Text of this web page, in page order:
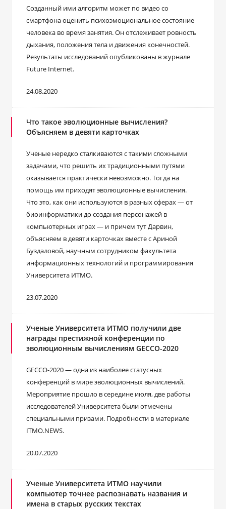
Созданный ими алгоритм может по видео со
смартфона оценить психоэмоциональное состояние
человека во время занятия. Он отслеживает ровность
дыхания, положения тела и движения конечностей.
Результаты исследований опубликованы в журнале
Future Internet.
24.08.2020
Что такое эволюционные вычисления?
Объясняем в девяти карточках
Ученые нередко сталкиваются с такими сложными
задачами, что решить их традиционными путями
оказывается практически невозможно. Тогда на
помощь им приходят эволюционные вычисления.
Что это, как они используются в разных сферах ― от
биоинформатики до создания персонажей в
компьютерных играх ― и причем тут Дарвин,
объясняем в девяти карточках вместе с Ариной
Буздаловой, научным сотрудником факультета
информационных технологий и программирования
Университета ИТМО.
23.07.2020
Ученые Университета ИТМО получили две
награды престижной конференции по
эволюционным вычислениям GECCO-2020
GECCO-2020 ― одна из наиболее статусных
конференций в мире эволюционных вычислений.
Мероприятие прошло в середине июля, две работы
исследователей Университета были отмечены
специальными призами. Подробности в материале
ITMO.NEWS.
20.07.2020
Ученые Университета ИТМО научили
компьютер точнее распознавать названия и
имена в старых русских текстах